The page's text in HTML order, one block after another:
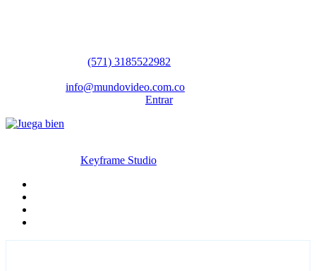
(57​​1) 3185522982
info@mundovideo.com.co
Entrar
Keyframe Studio